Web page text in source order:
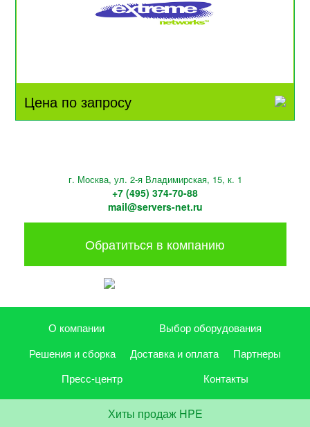
Цена по запросу
г. Москва, ул. 2-я Владимирская, 15, к. 1
+7 (495) 374-70-88
mail@servers-net.ru
Обратиться в компанию
О компании
Выбор оборудования
Решения и сборка
Доставка и оплата
Партнеры
Пресс-центр
Контакты
Хиты продаж HPE